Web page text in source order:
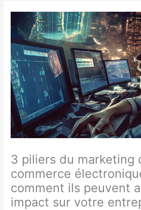
3 piliers du marketing
commerce
comment ils peuvent
impact sur votre